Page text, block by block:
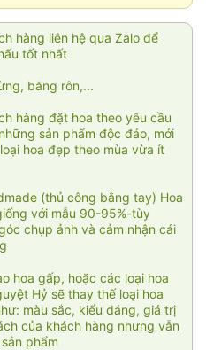
hàng liên hệ qua Zalo để
tốt nhất
băng rôn,...
hàng đặt hoa theo yêu cầu
sản phẩm độc đáo, mới
hoa đẹp theo mùa vừa ít
(thủ công bằng tay) Hoa
với mẫu 90-95%-tùy
chụp ảnh và cảm nhận cái
hoa gấp, hoặc các loại hoa
Hỷ sẽ thay thế loại hoa
màu sắc, kiểu dáng, giá trị
của khách hàng nhưng vẫn
phẩm